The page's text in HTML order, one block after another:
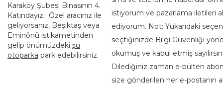
Karaköy Şubesi Binasının 4.
Katındayız. Özel aracınız ile
geliyorsanız, Beşiktaş veya
Eminönü istikametinden
gelip önümüzdeki şu
otoparka park edebilirsiniz.
istiyorum ve pazarlama iletileri
ediyorum. Not: Yukarıdaki
seçtiğinizde Bilgi Güvenliği
okumuş ve kabul etmiş
Dilediğiniz zaman e-bülten
size gönderilen her e-postanın